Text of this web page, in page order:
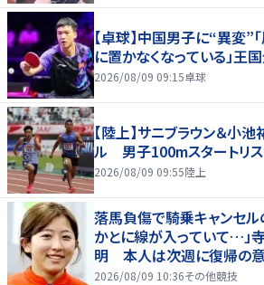
【卓球】中国男子に“異変”
に置かなくなっている」王
2026/08/09 09:15卓球
【陸上】サニブラウン＆小
ル 男子100mスタートリ
2026/08/09 09:55陸上
落馬負傷で騎乗キャンセ
かとに線が入っていて…」
明 本人は次週に復帰の
2026/08/09 10:36その他競技